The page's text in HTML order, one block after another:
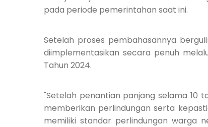
pada periode pemerintahan saat ini.
Setelah proses pembahasannya
diimplementasikan secara penuh
Tahun 2024.
"Setelah penantian panjang selama 10
memberikan perlindungan serta
memiliki standar perlindungan warga